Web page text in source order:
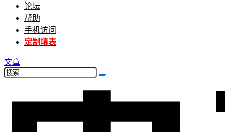
论坛
帮助
手机访问
定制填表
文章